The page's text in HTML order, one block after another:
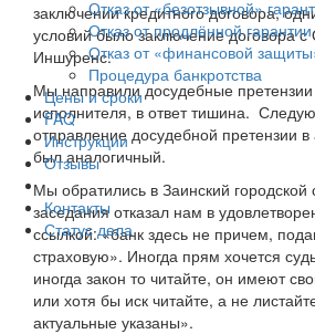
Отказ от «безотзывной»
Отказ от продлённой гарантии
Отказ от «финансовой
Процедура банкротства
Цены и сроки
FAQ
Инструкции
Отзывы
Контакты
Статус дела
заключении кредитного договора,
условий было заключение договора
Иншуренс.
Мы направили досудебные
исполнителя, в ответ тишина.
отправление досудебной претензии в
был аналогичный.
Мы обратились в Заинский городской
заседания отказал нам в
ссылкой: «банк здесь не причем,
страховую». Иногда прям хочется
иногда закон то читайте, он имеют
или хотя бы иск читайте, а не
актуальные указаны».